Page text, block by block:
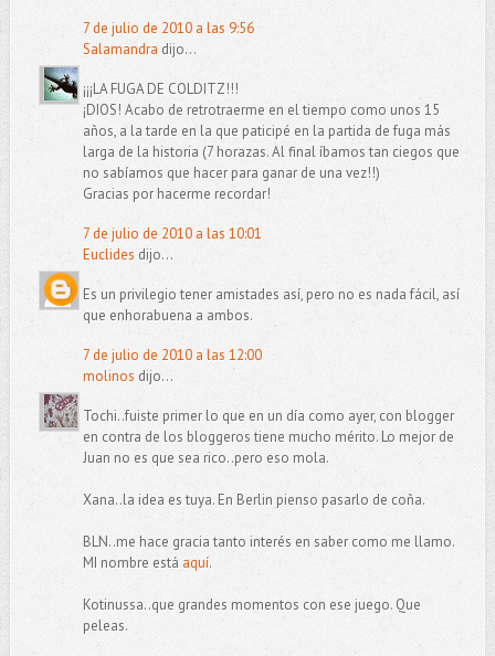
7 de julio de 2010 a las 9:56
Salamandra dijo...
¡¡¡LA FUGA DE COLDITZ!!!
¡DIOS! Acabo de retrotraerme en el tiempo como unos 15
años, a la tarde en la que paticipé en la partida de fuga más
larga de la historia (7 horazas. Al final íbamos tan ciegos que
no sabíamos que hacer para ganar de una vez!!)
Gracias por hacerme recordar!
7 de julio de 2010 a las 10:01
Euclides dijo...
Es un privilegio tener amistades así, pero no es nada fácil, así
que enhorabuena a ambos.
7 de julio de 2010 a las 12:00
molinos dijo...
Tochi..fuiste primer lo que en un día como ayer, con blogger
en contra de los bloggeros tiene mucho mérito. Lo mejor de
Juan no es que sea rico..pero eso mola.
Xana..la idea es tuya. En Berlin pienso pasarlo de coña.
BLN..me hace gracia tanto interés en saber como me llamo.
MI nombre está aquí.
Kotinussa..que grandes momentos con ese juego. Que
peleas.